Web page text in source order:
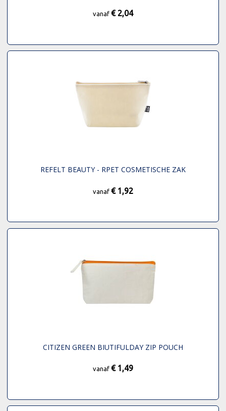
vanaf € 2,04
REFELT BEAUTY - RPET COSMETISCHE ZAK
vanaf € 1,92
CITIZEN GREEN BIUTIFULDAY ZIP POUCH
vanaf € 1,49